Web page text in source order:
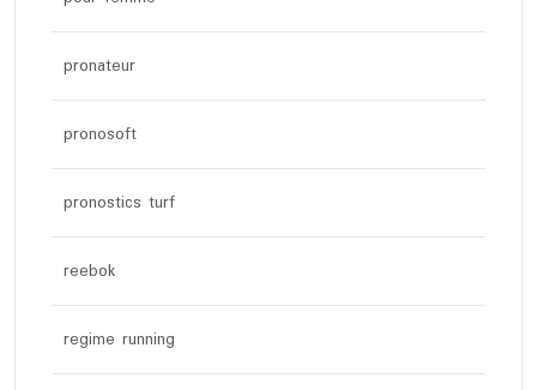
pronateur
pronosoft
pronostics turf
reebok
regime running